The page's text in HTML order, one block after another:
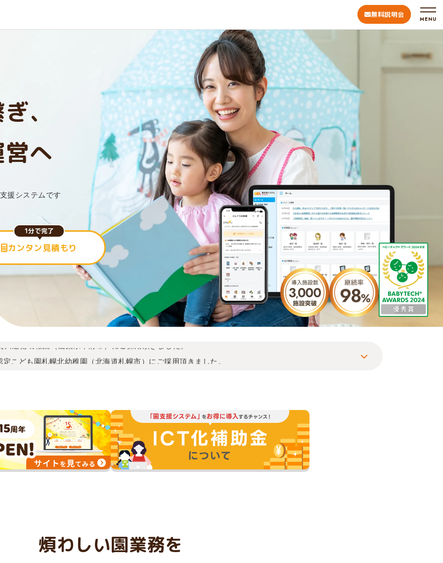
無料説明会
MENU
、
へ
援システムです
1分で完了
カンタン見積もり
KIDS International 名古屋北校（愛知県名古屋市）にご採用頂きました。
楽寺保育園（宮崎県児湯郡都）にご採用頂きました。
諸幼稚園（長野県小諸市）にご採用頂きました。
定こども園札幌北幼稚園（北海道札幌市）にご採用頂きました。
もいようちえん（神奈川県横須賀市）にご採用頂きました。
巣幼稚園（埼玉県鴻巣市）にご採用頂きました。
KIDS International 名古屋北校（愛知県名古屋市）にご採用頂きました。
楽寺保育園（宮崎県児湯郡都）にご採用頂きました。
煩わしい園業務を